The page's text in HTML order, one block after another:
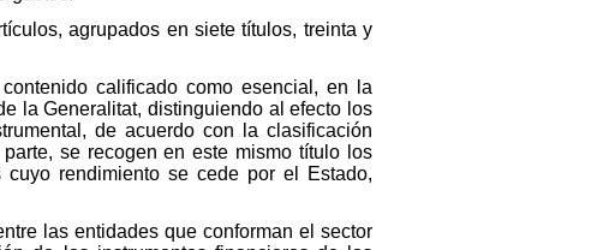
agrupados en siete títulos, treinta y
calificado como esencial, en la
la Generalitat, distinguiendo al efecto los
de acuerdo con la clasificación
se recogen en este mismo título los
rendimiento se cede por el Estado,
las entidades que conforman el sector